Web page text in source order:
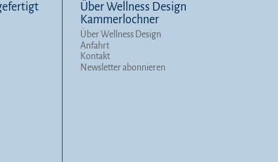
Über Wellness Design
Kammerlochner
Über Wellness Design
Anfahrt
Kontakt
Newsletter abonnieren